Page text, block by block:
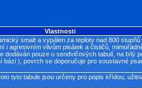
Vlastnosti
smalt a vypálen za teploty nad 800
i agresivním vlivům pisátek a čističů,
dodáván pouze u sendvičových tabulí, na bílý
bázi ), povrch se doporučuje pro soustavné
tyto tabule jsou určeny pro popis křídou,